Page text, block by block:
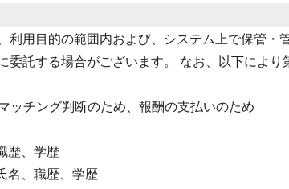
利用目的の範囲内および、システム上で保管・
委託する場合がございます。 なお、以下により
ッチング判断のため、報酬の支払いのため
歴、学歴
、職歴、学歴